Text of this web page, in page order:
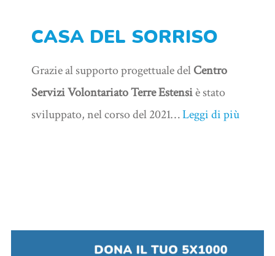
CASA DEL SORRISO
Grazie al supporto progettuale delCentro
Servizi Volontariato Terre Estensiè stato
sviluppato, nel corso del 2021…Leggi di più